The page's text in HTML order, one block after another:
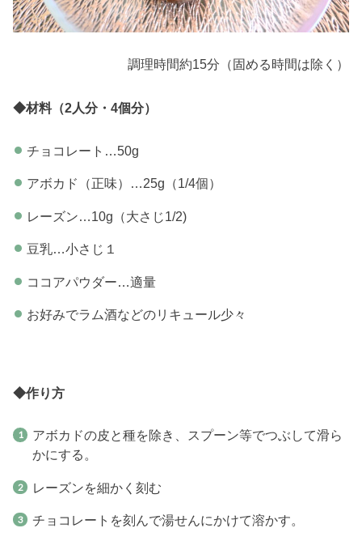
調理時間約15分（固める時間は除く）
◆材料（2人分・4個分）
チョコレート…50g
アボカド（正味）…25g（1/4個）
レーズン…10g（大さじ1/2)
豆乳…小さじ１
ココアパウダー…適量
お好みでラム酒などのリキュール少々
◆作り方
アボカドの皮と種を除き、スプーン等でつぶして滑ら
かにする。
レーズンを細かく刻む
チョコレートを刻んで湯せんにかけて溶かす。